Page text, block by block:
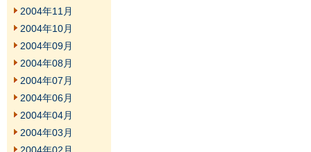
2004年11月
2004年10月
2004年09月
2004年08月
2004年07月
2004年06月
2004年04月
2004年03月